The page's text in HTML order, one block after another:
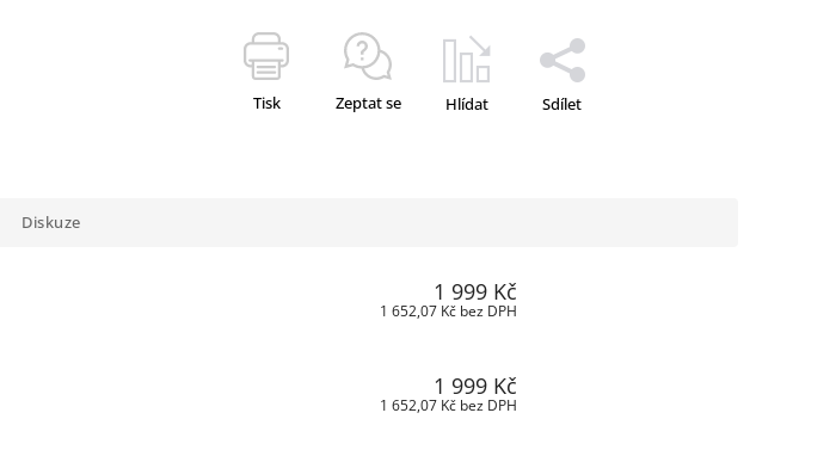
Tisk Zeptat se Hlídat Sdílet
Diskuze
1 999 Kč
1 652,07 Kč bez DPH
1 999 Kč
1 652,07 Kč bez DPH